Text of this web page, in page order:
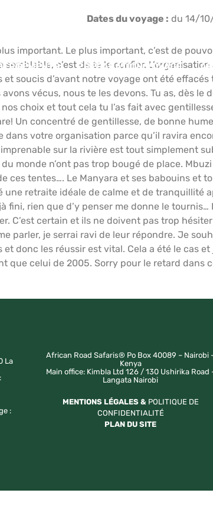
PRÉPARATION VOYAGE
Dates du voyage : du 14/
important. Le plus important, c’est de
c’est de te le confier.
soucis d’avant notre voyage ont été
vécus, nous te les devons. Tu as, dès le
choix et tout cela tu l’as fait avec
Un concentré de gentillesse, de bonne
votre organisation parce qu’il ravira
sur la rivière est tout simplement
monde n’ont pas trop bougé de place.
tentes…. Le Manyara et ses babouins et
retraite idéale de calme et de tranquillité
fini, rien que d’y penser me donne le
certain et ils ne doivent pas trop
parler, je serrai ravi de leur répondre. Je
donc les réussir est vital. Cela a été le cas
que celui de 2005. Sorry pour le retard
La
:
African Road Safaris® Po Box 40089 – Nairobi
Kenya
Main office: Kimbla Ltd 126 / 130 Ushirika Road
Langata Nairobi
MENTIONS LÉGALES & POLITIQUE DE
CONFIDENTIALITÉ
PLAN DU SITE